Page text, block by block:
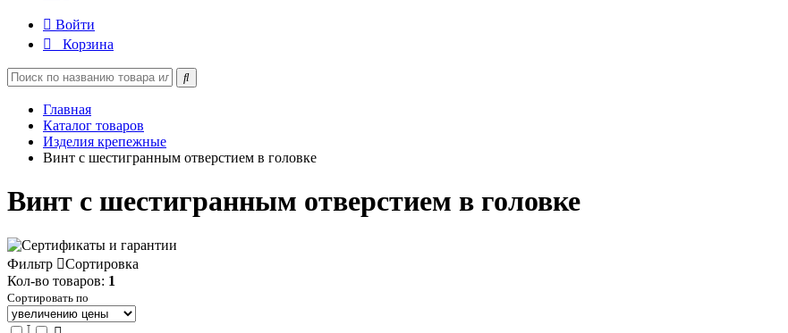
Войти
Корзина
Главная
Каталог товаров
Изделия крепежные
Винт с шестигранным отверстием в головке
Винт с шестигранным отверстием в головке
Фильтр
Сортировка
Кол-во товаров: 1
Сортировать по